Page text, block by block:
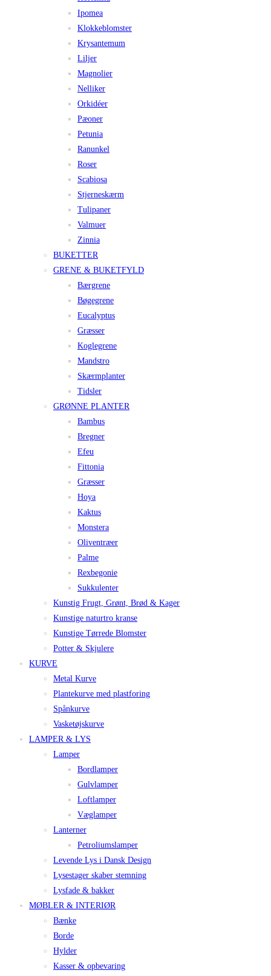
Ipomea
Klokkeblomster
Krysantemum
Liljer
Magnolier
Nelliker
Orkidéer
Pæoner
Petunia
Ranunkel
Roser
Scabiosa
Stjerneskærm
Tulipaner
Valmuer
Zinnia
BUKETTER
GRENE & BUKETFYLD
Bærgrene
Bøgegrene
Eucalyptus
Græsser
Koglegrene
Mandstro
Skærmplanter
Tidsler
GRØNNE PLANTER
Bambus
Bregner
Efeu
Fittonia
Græsser
Hoya
Kaktus
Monstera
Oliventræer
Palme
Rexbegonie
Sukkulenter
Kunstig Frugt, Grønt, Brød & Kager
Kunstige naturtro kranse
Kunstige Tørrede Blomster
Potter & Skjulere
KURVE
Metal Kurve
Plantekurve med plastforing
Spånkurve
Vasketøjskurve
LAMPER & LYS
Lamper
Bordlamper
Gulvlamper
Loftlamper
Væglamper
Lanterner
Petroliumslamper
Levende Lys i Dansk Design
Lysestager skaber stemning
Lysfade & bakker
MØBLER & INTERIØR
Bænke
Borde
Hylder
Kasser & opbevaring